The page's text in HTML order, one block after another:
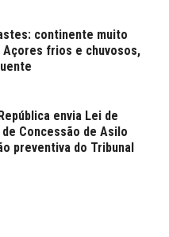
continente muito
Açores frios e chuvosos,
envia Lei de
Concessão de Asilo
preventiva do Tribunal